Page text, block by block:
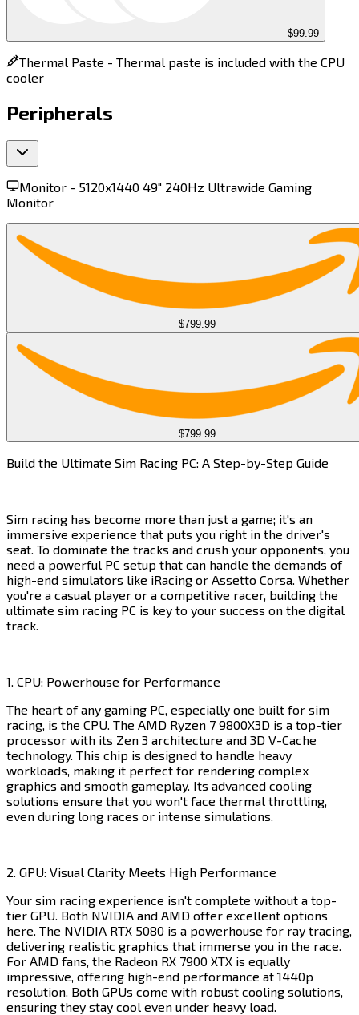
$99.99
Thermal Paste - Thermal paste is included with the CPU
cooler
Peripherals
Monitor - 5120x1440 49" 240Hz Ultrawide Gaming
Monitor​​​​‌ ‍ ​‍​‍‌‍ ‌ ​‍‌‍‍‌‌‍‌ ‌‍‍‌‌‍ ‍​‍​‍​ ‍‍​‍​‍‌ ​ ‌‍​‌‌‍ ‍‌‍‍‌‌ ‌​‌ ‍‌​‍ ‍‌‍‍‌‌‍ ​‍​‍​‍ ​​‍​‍‌‍‍​‌ ​‍‌‍‌‌‌‍‌‍​‍​‍​ ‍‍​‍​‍​‍ ‌‍​‌‌‍‌​‌‍ ‌‌‍‍‌‌‍ ‍​‍ ‌‍‍‌‌‍ ‍‌ ‌​‌‍‌‌‌‍ ‍‌ ‌​​‍ ‌‍‌‌‌‍‌​‌‍‍‌‌ ‌​​‍ ‌‍ ‌‌‍ ‌‍‌​‌‍‌‌​ ‌‌ ​​‌ ​‍‌‍‌‌‌ ​ ‌‍‌‌‌‍ ‍‌ ‌​‌‍​‌‌ ‌​‌‍‍‌‌‍ ‌‍ ‍​ ‍ ‌‍‍‌‌‍‌​​ ‌​ ‌ ‌‍​ ​ ‌​​ ‍‌​ ​‍​ ‌​‌‍‌​​ ‍​​‍ ‌‌‍‌‌​ ​‌‌‍​‌‌‍‌‌​‍ ‌​ ‌​‌‍‌‌‌‍‌‍​ ​‍​‍ ‌‌‍​‍​ ​ ‌‍​‍‌‍​‍​‍ ‌‌‍​‌​ ​‌​ ‌‍‌‍‌‍‌‍‌‌​ ‌​​ ‌​‌‍‌‍​ ‌​‌‍‌‍​ ‌‍‌‍‌‌​ ‍ ‌ ‌​‌ ‍‌‌ ​​‌‍‌‌​ ‌‌‍ ‌‌‍ ‌‍ ‍‌‍‍‌‌ ‌​‌‍ ‌ ​‍​ ‍ ‌ ​​‌‍​‌‌ ‌​‌‍‍​​ ‌‌‍ ‍‌‍​‌‌‍ ‌‌‍‌‌​ ‌‍​‍‌‍​‌‌ ​ ‌‍‌‌‌‌‌‌‌ ​‍‌‍ ​​ ‌​‍‌‌​ ​‍‌​‌‍‌‍​‌‌‍‌​‌‍ ‌‌‍‍‌‌‍ ‍​‍‌‍‌‍‍‌‌‍‌​​ ‌​ ‌ ‌‍​ ​ ‌​​ ‍‌​ ​‍​ ‌​‌‍‌​​ ‍​​‍ ‌‌‍‌‌​ ​‌‌‍​‌‌‍‌‌​‍ ‌​ ‌​‌‍‌‌‌‍‌‍​ ​‍​‍ ‌‌‍​‍​ ​ ‌‍​‍‌‍​‍​‍ ‌‌‍​‌​ ​‌​ ‌‍‌‍‌‍‌‍‌‌​ ‌​​ ‌​‌‍‌‍​ ‌​‌‍‌‍​ ‌‍‌‍‌‌​‍‌‍‌ ‌​‌ ‍‌‌ ​​‌‍‌‌​ ‌‌‍ ‌‌‍ ‌‍ ‍‌‍‍‌‌ ‌​‌‍ ‌ ​‍​‍‌‍‌ ​​‌‍​‌‌ ‌​‌‍‍​​ ‌‌‍ ‍‌‍​‌‌‍ ‌‌‍‌‌​‍‌‍‌ ​​‌‍‌‌‌ ​‍‌ ​ ‌ ​​‌‍‌‌‌‍​ ‌ ‌​‌‍‍‌‌ ‌‍‌‍‌‌​ ‌‌ ​​‌ ‌‌‌‍​‍‌‍ ​‌‍‍‌‌ ​ ‌‍‍​‌‍‌‌‌‍‌​​‍​‍‌ ‌
$799.99
$799.99
Build the Ultimate Sim Racing PC: A Step-by-Step Guide​​​​‌ ‍ ​‍​‍‌‍ ‌ ​‍‌‍‍‌‌‍‌ ‌‍‍‌‌‍ ‍​‍​‍​ ‍‍​‍​‍‌ ​ ‌‍​‌‌‍ ‍‌‍‍‌‌ ‌​‌ ‍‌​‍ ‍‌‍‍‌‌‍ ​‍​‍​‍ ​​‍​‍‌‍‍​‌ ​‍‌‍‌‌‌‍‌‍​‍​‍​ ‍‍​‍​‍​‍ ‌‍​‌‌‍‌​‌‍ ‌‌‍‍‌‌‍ ‍​‍ ‌‍‍‌‌‍ ‍‌ ‌​‌‍‌‌‌‍ ‍‌ ‌​​‍ ‌‍‌‌‌‍‌​‌‍‍‌‌ ‌​​‍ ‌‍ ‌‌‍ ‌‍‌​‌‍‌‌​ ‌‌ ​​‌ ​‍‌‍‌‌‌ ​ ‌‍‌‌‌‍ ‍‌ ‌​‌‍​‌‌ ‌​‌‍‍‌‌‍ ‌‍ ‍​ ‍ ‌‍‍‌‌‍‌​​ ‌​ ‌​​ ​​​ ​‍​ ‍​‌‍​ ​ ‌‍​ ‌‍‌‍​‍​‍ ‌‌‍​‌​ ‌‌​ ‌ ‌‍‌‌​‍ ‌​ ‌​​ ‌‍​ ‌‍​ ​‌​‍ ‌​ ‍​‌‍​‍​ ‍‌​ ‍​​‍ ‌‌‍​‍​ ‍​​ ‍​‌‍‌‍​ ​ ​ ​​​ ​​​ ‍​​ ‌​​ ​​‌‍​ ​ ‍​​ ‍ ‌ ‌​‌ ‍‌‌ ​​‌‍‌‌​ ‌‌‍​‍‌ ‌‌‌‍‍‌‌‍ ​‌‍‌​​ ‍ ‌ ​​‌‍​‌‌ ‌​‌‍‍​​ ‌‌‍‍‌​ ​‌​ ‍​‌‍ ‍‌‌ ‌‍ ​‌‍ ‌‍ ‍‌‍‌ ‌‌ ‌‍‌​‌‍‌‌‌ ​ ‌‍​ ​‍‌‌​ ‌‌‌​​‍‌‌ ‌‍‍ ‌‍‌‌‌ ‍‌​‍‌‌​ ​ ‌​‌​​‍‌‌​ ​ ‌​‌​​‍‌‌​ ​‍​ ​‍‌‍‌‌‌‍ ‍​‍‌‌​ ​‍​ ​‍​‍‌‌​ ‌‌‌​‌​​‍ ‍‌ ‌‍‌‍​‌‌‍ ​‌ ‌‌‌‍‌‌​‍‌‌​ ‌‌‌​​‍‌‌ ‌‍‍ ‌‍‌‌‌ ‍‌​‍‌‌​ ​ ‌​‌​​‍‌‌​ ​ ‌​‌​​‍‌‌​ ​‍​ ​‍​ ‌‌​ ‌​‌‍‌​​ ‌‍​ ‌‍‌‍‌​‌‍​ ​ ‌‍‌‍‌‌​ ‍​​ ​​​ ​‍​‍‌‌​ ​‍​ ​‍​‍‌‌​ ‌‌‌​‌​​‍ ‍‌‍​ ‌‍‍​‌‍‍‌‌‍ ​‌‍‌​‌ ​‍‌‍‌‌‌‍ ‍​‍‌‌​ ‌‌‌​​‍‌‌ ‌‍‍ ‌‍‌‌‌ ‍‌​‍‌‌​ ​ ‌​‌​​‍‌‌​ ​ ‌​‌​​‍‌‌​ ​‍​ ​‍‌‍‌‌‌‍​ ​ ​​​ ‌​​ ‌​‌‍​‌​ ​ ​ ​​‌‍​‍​ ​‌‌‍​‍​ ‌‌​‍‌‌​ ​‍​ ​‍​‍‌‌​ ‌‌‌​‌​​‍ ‍‌ ‌​‌‍‌‌‌ ‍​‌ ‌​​ ‌‍​‍‌‍​‌‌ ​ ‌‍‌‌‌‌‌‌‌ ​‍‌‍ ​​ ‌​‍‌‌​ ​‍‌​‌‍‌‍​‌‌‍‌​‌‍ ‌‌‍‍‌‌‍ ‍​‍‌‍‌‍‍‌‌‍‌​​ ‌​ ‌​​ ​​​ ​‍​ ‍​‌‍​ ​ ‌‍​ ‌‍‌‍​‍​‍ ‌‌‍​‌​ ‌‌​ ‌ ‌‍‌‌​‍ ‌​ ‌​​ ‌‍​ ‌‍​ ​‌​‍ ‌​ ‍​‌‍​‍​ ‍‌​ ‍​​‍ ‌‌‍​‍​ ‍​​ ‍​‌‍‌‍​ ​ ​ ​​​ ​​​ ‍​​ ‌​​ ​​‌‍​ ​ ‍​​‍‌‍‌ ‌​‌ ‍‌‌ ​​‌‍‌‌​ ‌‌‍​‍‌ ‌‌‌‍‍‌‌‍ ​‌‍‌​​‍‌‍‌ ​​‌‍​‌‌ ‌​‌‍‍​​ ‌‌‍‍‌​ ​‌​ ‍​‌‍ ‍‌‌ ‌‍ ​‌‍ ‌‍ ‍‌‍‌ ‌‌ ‌‍‌​‌‍‌‌‌ ​ ‌‍​ ​‍‌‌​ ‌‌‌​​‍‌‌ ‌‍‍ ‌‍‌‌‌ ‍‌​‍‌‌​ ​ ‌​‌​​‍‌‌​ ​ ‌​‌​​‍‌‌​ ​‍​ ​‍‌‍‌‌‌‍ ‍​‍‌‌​ ​‍​ ​‍​‍‌‌​ ‌‌‌​‌​​‍ ‍‌ ‌‍‌‍​‌‌‍ ​‌ ‌‌‌‍‌‌​‍‌‌​ ‌‌‌​​‍‌‌ ‌‍‍ ‌‍‌‌‌ ‍‌​‍‌‌​ ​ ‌​‌​​‍‌‌​ ​ ‌​‌​​‍‌‌​ ​‍​ ​‍​ ‌‌​ ‌​‌‍‌​​ ‌‍​ ‌‍‌‍‌​‌‍​ ​ ‌‍‌‍‌‌​ ‍​​ ​​​ ​‍​‍‌‌​ ​‍​ ​‍​‍‌‌​ ‌‌‌​‌​​‍ ‍‌‍​ ‌‍‍​‌‍‍‌‌‍ ​‌‍‌​‌ ​‍‌‍‌‌‌‍ ‍​‍‌‌​ ‌‌‌​​‍‌‌ ‌‍‍ ‌‍‌‌‌ ‍‌​‍‌‌​ ​ ‌​‌​​‍‌‌​ ​ ‌​‌​​‍‌‌​ ​‍​ ​‍‌‍‌‌‌‍​ ​ ​​​ ‌​​ ‌​‌‍​‌​ ​ ​ ​​‌‍​‍​ ​‌‌‍​‍​ ‌‌​‍‌‌​ ​‍​ ​‍​‍‌‌​ ‌‌‌​‌​​‍ ‍‌ ‌​‌‍‌‌‌ ‍​‌ ‌​​‍‌‍‌ ​​‌‍‌‌‌ ​‍‌ ​ ‌ ​​‌‍‌‌‌‍​ ‌ ‌​‌‍‍‌‌ ‌‍‌‍‌‌​ ‌‌ ​​‌ ‌‌‌‍​‍‌‍ ​‌‍‍‌‌ ​ ‌‍‍​‌‍‌‌‌‍‌​​‍​‍‌ ‌
Sim racing has become more than just a game; it's an
immersive experience that puts you right in the driver's
seat. To dominate the tracks and crush your opponents, you
need a powerful PC setup that can handle the demands of
high-end simulators like iRacing or Assetto Corsa. Whether
you're a casual player or a competitive racer, building the
ultimate sim racing PC is key to your success on the digital
track.​​​​‌ ‍ ​‍​‍‌‍ ‌ ​‍‌‍‍‌‌‍‌ ‌‍‍‌‌‍ ‍​‍​‍​ ‍‍​‍​‍‌ ​ ‌‍​‌‌‍ ‍‌‍‍‌‌ ‌​‌ ‍‌​‍ ‍‌‍‍‌‌‍ ​‍​‍​‍ ​​‍​‍‌‍‍​‌ ​‍‌‍‌‌‌‍‌‍​‍​‍​ ‍‍​‍​‍​‍ ‌‍​‌‌‍‌​‌‍ ‌‌‍‍‌‌‍ ‍​‍ ‌‍‍‌‌‍ ‍‌ ‌​‌‍‌‌‌‍ ‍‌ ‌​​‍ ‌‍‌‌‌‍‌​‌‍‍‌‌ ‌​​‍ ‌‍ ‌‌‍ ‌‍‌​‌‍‌‌​ ‌‌ ​​‌ ​‍‌‍‌‌‌ ​ ‌‍‌‌‌‍ ‍‌ ‌​‌‍​‌‌ ‌​‌‍‍‌‌‍ ‌‍ ‍​ ‍ ‌‍‍‌‌‍‌​​ ‌​ ‌​​ ​​​ ​‍​ ‍​‌‍​ ​ ‌‍​ ‌‍‌‍​‍​‍ ‌‌‍​‌​ ‌‌​ ‌ ‌‍‌‌​‍ ‌​ ‌​​ ‌‍​ ‌‍​ ​‌​‍ ‌​ ‍​‌‍​‍​ ‍‌​ ‍​​‍ ‌‌‍​‍​ ‍​​ ‍​‌‍‌‍​ ​ ​ ​​​ ​​​ ‍​​ ‌​​ ​​‌‍​ ​ ‍​​ ‍ ‌ ‌​‌ ‍‌‌ ​​‌‍‌‌​ ‌‌‍​‍‌ ‌‌‌‍‍‌‌‍ ​‌‍‌​​ ‍ ‌ ​​‌‍​‌‌ ‌​‌‍‍​​ ‌‌‍‍‌​ ​‌​ ‍​‌‍ ‍‌‌ ‌‍ ​‌‍ ‌‍ ‍‌‍‌ ‌‌ ‌‍‌​‌‍‌‌‌ ​ ‌‍​ ​‍‌‌​ ‌‌‌​​‍‌‌ ‌‍‍ ‌‍‌‌‌ ‍‌​‍‌‌​ ​ ‌​‌​​‍‌‌​ ​ ‌​‌​​‍‌‌​ ​‍​ ​‍‌‍‌‌‌‍ ‍​‍‌‌​ ​‍​ ​‍​‍‌‌​ ‌‌‌​‌​​‍ ‍‌ ‌‍‌‍​‌‌‍ ​‌ ‌‌‌‍‌‌​‍‌‌​ ‌‌‌​​‍‌‌ ‌‍‍ ‌‍‌‌‌ ‍‌​‍‌‌​ ​ ‌​‌​​‍‌‌​ ​ ‌​‌​​‍‌‌​ ​‍​ ​‍‌‍‌‍‌‍​ ​ ‍‌‌‍‌​​ ​​​ ​‌​ ‌‌​ ‍‌​ ‍​‌‍‌​‌‍‌‍​ ‌‌​‍‌‌​ ​‍​ ​‍​‍‌‌​ ‌‌‌​‌​​‍ ‍‌‍​ ‌‍‍​‌‍‍‌‌‍ ​‌‍‌​‌ ​‍‌‍‌‌‌‍ ‍​‍‌‌​ ‌‌‌​​‍‌‌ ‌‍‍ ‌‍‌‌‌ ‍‌​‍‌‌​ ​ ‌​‌​​‍‌‌​ ​ ‌​‌​​‍‌‌​ ​‍​ ​‍‌‍‌‌​ ‌‌​ ‌‍​ ‌​​ ‌ ​ ‌‌‌‍‌‌‌‍​‍‌‍‌​‌‍‌‌‌‍‌‍‌‍​‍​‍‌‌​ ​‍​ ​‍​‍‌‌​ ‌‌‌​‌​​‍ ‍‌ ‌​‌‍‌‌‌ ‍​‌ ‌​​ ‌‍​‍‌‍​‌‌ ​ ‌‍‌‌‌‌‌‌‌ ​‍‌‍ ​​ ‌​‍‌‌​ ​‍‌​‌‍‌‍​‌‌‍‌​‌‍ ‌‌‍‍‌‌‍ ‍​‍‌‍‌‍‍‌‌‍‌​​ ‌​ ‌​​ ​​​ ​‍​ ‍​‌‍​ ​ ‌‍​ ‌‍‌‍​‍​‍ ‌‌‍​‌​ ‌‌​ ‌ ‌‍‌‌​‍ ‌​ ‌​​ ‌‍​ ‌‍​ ​‌​‍ ‌​ ‍​‌‍​‍​ ‍‌​ ‍​​‍ ‌‌‍​‍​ ‍​​ ‍​‌‍‌‍​ ​ ​ ​​​ ​​​ ‍​​ ‌​​ ​​‌‍​ ​ ‍​​‍‌‍‌ ‌​‌ ‍‌‌ ​​‌‍‌‌​ ‌‌‍​‍‌ ‌‌‌‍‍‌‌‍ ​‌‍‌​​‍‌‍‌ ​​‌‍​‌‌ ‌​‌‍‍​​ ‌‌‍‍‌​ ​‌​ ‍​‌‍ ‍‌‌ ‌‍ ​‌‍ ‌‍ ‍‌‍‌ ‌‌ ‌‍‌​‌‍‌‌‌ ​ ‌‍​ ​‍‌‌​ ‌‌‌​​‍‌‌ ‌‍‍ ‌‍‌‌‌ ‍‌​‍‌‌​ ​ ‌​‌​​‍‌‌​ ​ ‌​‌​​‍‌‌​ ​‍​ ​‍‌‍‌‌‌‍ ‍​‍‌‌​ ​‍​ ​‍​‍‌‌​ ‌‌‌​‌​​‍ ‍‌ ‌‍‌‍​‌‌‍ ​‌ ‌‌‌‍‌‌​‍‌‌​ ‌‌‌​​‍‌‌ ‌‍‍ ‌‍‌‌‌ ‍‌​‍‌‌​ ​ ‌​‌​​‍‌‌​ ​ ‌​‌​​‍‌‌​ ​‍​ ​‍‌‍‌‍‌‍​ ​ ‍‌‌‍‌​​ ​​​ ​‌​ ‌‌​ ‍‌​ ‍​‌‍‌​‌‍‌‍​ ‌‌​‍‌‌​ ​‍​ ​‍​‍‌‌​ ‌‌‌​‌​​‍ ‍‌‍​ ‌‍‍​‌‍‍‌‌‍ ​‌‍‌​‌ ​‍‌‍‌‌‌‍ ‍​‍‌‌​ ‌‌‌​​‍‌‌ ‌‍‍ ‌‍‌‌‌ ‍‌​‍‌‌​ ​ ‌​‌​​‍‌‌​ ​ ‌​‌​​‍‌‌​ ​‍​ ​‍‌‍‌‌​ ‌‌​ ‌‍​ ‌​​ ‌ ​ ‌‌‌‍‌‌‌‍​‍‌‍‌​‌‍‌‌‌‍‌‍‌‍​‍​‍‌‌​ ​‍​ ​‍​‍‌‌​ ‌‌‌​‌​​‍ ‍‌ ‌​‌‍‌‌‌ ‍​‌ ‌​​‍‌‍‌ ​​‌‍‌‌‌ ​‍‌ ​ ‌ ​​‌‍‌‌‌‍​ ‌ ‌​‌‍‍‌‌ ‌‍‌‍‌‌​ ‌‌ ​​‌ ‌‌‌‍​‍‌‍ ​‌‍‍‌‌ ​ ‌‍‍​‌‍‌‌‌‍‌​​‍​‍‌ ‌
1. CPU: Powerhouse for Performance​​​​‌ ‍ ​‍​‍‌‍ ‌ ​‍‌‍‍‌‌‍‌ ‌‍‍‌‌‍ ‍​‍​‍​ ‍‍​‍​‍‌ ​ ‌‍​‌‌‍ ‍‌‍‍‌‌ ‌​‌ ‍‌​‍ ‍‌‍‍‌‌‍ ​‍​‍​‍ ​​‍​‍‌‍‍​‌ ​‍‌‍‌‌‌‍‌‍​‍​‍​ ‍‍​‍​‍​‍ ‌‍​‌‌‍‌​‌‍ ‌‌‍‍‌‌‍ ‍​‍ ‌‍‍‌‌‍ ‍‌ ‌​‌‍‌‌‌‍ ‍‌ ‌​​‍ ‌‍‌‌‌‍‌​‌‍‍‌‌ ‌​​‍ ‌‍ ‌‌‍ ‌‍‌​‌‍‌‌​ ‌‌ ​​‌ ​‍‌‍‌‌‌ ​ ‌‍‌‌‌‍ ‍‌ ‌​‌‍​‌‌ ‌​‌‍‍‌‌‍ ‌‍ ‍​ ‍ ‌‍‍‌‌‍‌​​ ‌​ ‌​​ ​​​ ​‍​ ‍​‌‍​ ​ ‌‍​ ‌‍‌‍​‍​‍ ‌‌‍​‌​ ‌‌​ ‌ ‌‍‌‌​‍ ‌​ ‌​​ ‌‍​ ‌‍​ ​‌​‍ ‌​ ‍​‌‍​‍​ ‍‌​ ‍​​‍ ‌‌‍​‍​ ‍​​ ‍​‌‍‌‍​ ​ ​ ​​​ ​​​ ‍​​ ‌​​ ​​‌‍​ ​ ‍​​ ‍ ‌ ‌​‌ ‍‌‌ ​​‌‍‌‌​ ‌‌‍​‍‌ ‌‌‌‍‍‌‌‍ ​‌‍‌​​ ‍ ‌ ​​‌‍​‌‌ ‌​‌‍‍​​ ‌‌‍‍‌​ ​‌​ ‍​‌‍ ‍‌‌ ‌‍ ​‌‍ ‌‍ ‍‌‍‌ ‌‌ ‌‍‌​‌‍‌‌‌ ​ ‌‍​ ​‍‌‌​ ‌‌‌​​‍‌‌ ‌‍‍ ‌‍‌‌‌ ‍‌​‍‌‌​ ​ ‌​‌​​‍‌‌​ ​ ‌​‌​​‍‌‌​ ​‍​ ​‍‌‍‌‌‌‍ ‍​‍‌‌​ ​‍​ ​‍​‍‌‌​ ‌‌‌​‌​​‍ ‍‌ ‌‍‌‍​‌‌‍ ​‌ ‌‌‌‍‌‌​‍‌‌​ ‌‌‌​​‍‌‌ ‌‍‍ ‌‍‌‌‌ ‍‌​‍‌‌​ ​ ‌​‌​​‍‌‌​ ​ ‌​‌​​‍‌‌​ ​‍​ ​‍​ ‍​‌‍​‍​ ‌​​ ‌‌​ ‍​​ ‍‌‌‍‌​​ ‍​​ ​​‌‍‌‌​ ​ ​ ‌​​‍‌‌​ ​‍​ ​‍​‍‌‌​ ‌‌‌​‌​​‍ ‍‌‍​ ‌‍‍​‌‍‍‌‌‍ ​‌‍‌​‌ ​‍‌‍‌‌‌‍ ‍​‍‌‌​ ‌‌‌​​‍‌‌ ‌‍‍ ‌‍‌‌‌ ‍‌​‍‌‌​ ​ ‌​‌​​‍‌‌​ ​ ‌​‌​​‍‌‌​ ​‍​ ​‍‌‍​‌​ ‍​‌‍‌​​ ‌​​ ‌​‌‍‌‌‌‍​‌‌‍​‍​ ​​​ ​‍‌‍‌‍‌‍‌‍​‍‌‌​ ​‍​ ​‍​‍‌‌​ ‌‌‌​‌​​‍ ‍‌ ‌​‌‍‌‌‌ ‍​‌ ‌​​ ‌‍​‍‌‍​‌‌ ​ ‌‍‌‌‌‌‌‌‌ ​‍‌‍ ​​ ‌​‍‌‌​ ​‍‌​‌‍‌‍​‌‌‍‌​‌‍ ‌‌‍‍‌‌‍ ‍​‍‌‍‌‍‍‌‌‍‌​​ ‌​ ‌​​ ​​​ ​‍​ ‍​‌‍​ ​ ‌‍​ ‌‍‌‍​‍​‍ ‌‌‍​‌​ ‌‌​ ‌ ‌‍‌‌​‍ ‌​ ‌​​ ‌‍​ ‌‍​ ​‌​‍ ‌​ ‍​‌‍​‍​ ‍‌​ ‍​​‍ ‌‌‍​‍​ ‍​​ ‍​‌‍‌‍​ ​ ​ ​​​ ​​​ ‍​​ ‌​​ ​​‌‍​ ​ ‍​​‍‌‍‌ ‌​‌ ‍‌‌ ​​‌‍‌‌​ ‌‌‍​‍‌ ‌‌‌‍‍‌‌‍ ​‌‍‌​​‍‌‍‌ ​​‌‍​‌‌ ‌​‌‍‍​​ ‌‌‍‍‌​ ​‌​ ‍​‌‍ ‍‌‌ ‌‍ ​‌‍ ‌‍ ‍‌‍‌ ‌‌ ‌‍‌​‌‍‌‌‌ ​ ‌‍​ ​‍‌‌​ ‌‌‌​​‍‌‌ ‌‍‍ ‌‍‌‌‌ ‍‌​‍‌‌​ ​ ‌​‌​​‍‌‌​ ​ ‌​‌​​‍‌‌​ ​‍​ ​‍‌‍‌‌‌‍ ‍​‍‌‌​ ​‍​ ​‍​‍‌‌​ ‌‌‌​‌​​‍ ‍‌ ‌‍‌‍​‌‌‍ ​‌ ‌‌‌‍‌‌​‍‌‌​ ‌‌‌​​‍‌‌ ‌‍‍ ‌‍‌‌‌ ‍‌​‍‌‌​ ​ ‌​‌​​‍‌‌​ ​ ‌​‌​​‍‌‌​ ​‍​ ​‍​ ‍​‌‍​‍​ ‌​​ ‌‌​ ‍​​ ‍‌‌‍‌​​ ‍​​ ​​‌‍‌‌​ ​ ​ ‌​​‍‌‌​ ​‍​ ​‍​‍‌‌​ ‌‌‌​‌​​‍ ‍‌‍​ ‌‍‍​‌‍‍‌‌‍ ​‌‍‌​‌ ​‍‌‍‌‌‌‍ ‍​‍‌‌​ ‌‌‌​​‍‌‌ ‌‍‍ ‌‍‌‌‌ ‍‌​‍‌‌​ ​ ‌​‌​​‍‌‌​ ​ ‌​‌​​‍‌‌​ ​‍​ ​‍‌‍​‌​ ‍​‌‍‌​​ ‌​​ ‌​‌‍‌‌‌‍​‌‌‍​‍​ ​​​ ​‍‌‍‌‍‌‍‌‍​‍‌‌​ ​‍​ ​‍​‍‌‌​ ‌‌‌​‌​​‍ ‍‌ ‌​‌‍‌‌‌ ‍​‌ ‌​​‍‌‍‌ ​​‌‍‌‌‌ ​‍‌ ​ ‌ ​​‌‍‌‌‌‍​ ‌ ‌​‌‍‍‌‌ ‌‍‌‍‌‌​ ‌‌ ​​‌ ‌‌‌‍​‍‌‍ ​‌‍‍‌‌ ​ ‌‍‍​‌‍‌‌‌‍‌​​‍​‍‌ ‌
The heart of any gaming PC, especially one built for sim
racing, is the CPU. The AMD Ryzen 7 9800X3D is a top-tier
processor with its Zen 3 architecture and 3D V-Cache
technology. This chip is designed to handle heavy
workloads, making it perfect for rendering complex
graphics and smooth gameplay. Its advanced cooling
solutions ensure that you won't face thermal throttling,
even during long races or intense simulations.​​​​‌ ‍ ​‍​‍‌‍ ‌ ​‍‌‍‍‌‌‍‌ ‌‍‍‌‌‍ ‍​‍​‍​ ‍‍​‍​‍‌ ​ ‌‍​‌‌‍ ‍‌‍‍‌‌ ‌​‌ ‍‌​‍ ‍‌‍‍‌‌‍ ​‍​‍​‍ ​​‍​‍‌‍‍​‌ ​‍‌‍‌‌‌‍‌‍​‍​‍​ ‍‍​‍​‍​‍ ‌‍​‌‌‍‌​‌‍ ‌‌‍‍‌‌‍ ‍​‍ ‌‍‍‌‌‍ ‍‌ ‌​‌‍‌‌‌‍ ‍‌ ‌​​‍ ‌‍‌‌‌‍‌​‌‍‍‌‌ ‌​​‍ ‌‍ ‌‌‍ ‌‍‌​‌‍‌‌​ ‌‌ ​​‌ ​‍‌‍‌‌‌ ​ ‌‍‌‌‌‍ ‍‌ ‌​‌‍​‌‌ ‌​‌‍‍‌‌‍ ‌‍ ‍​ ‍ ‌‍‍‌‌‍‌​​ ‌​ ‌​​ ​​​ ​‍​ ‍​‌‍​ ​ ‌‍​ ‌‍‌‍​‍​‍ ‌‌‍​‌​ ‌‌​ ‌ ‌‍‌‌​‍ ‌​ ‌​​ ‌‍​ ‌‍​ ​‌​‍ ‌​ ‍​‌‍​‍​ ‍‌​ ‍​​‍ ‌‌‍​‍​ ‍​​ ‍​‌‍‌‍​ ​ ​ ​​​ ​​​ ‍​​ ‌​​ ​​‌‍​ ​ ‍​​ ‍ ‌ ‌​‌ ‍‌‌ ​​‌‍‌‌​ ‌‌‍​‍‌ ‌‌‌‍‍‌‌‍ ​‌‍‌​​ ‍ ‌ ​​‌‍​‌‌ ‌​‌‍‍​​ ‌‌‍‍‌​ ​‌​ ‍​‌‍ ‍‌‌ ‌‍ ​‌‍ ‌‍ ‍‌‍‌ ‌‌ ‌‍‌​‌‍‌‌‌ ​ ‌‍​ ​‍‌‌​ ‌‌‌​​‍‌‌ ‌‍‍ ‌‍‌‌‌ ‍‌​‍‌‌​ ​ ‌​‌​​‍‌‌​ ​ ‌​‌​​‍‌‌​ ​‍​ ​‍‌‍‌‌‌‍ ‍​‍‌‌​ ​‍​ ​‍​‍‌‌​ ‌‌‌​‌​​‍ ‍‌ ‌‍‌‍​‌‌‍ ​‌ ‌‌‌‍‌‌​‍‌‌​ ‌‌‌​​‍‌‌ ‌‍‍ ‌‍‌‌‌ ‍‌​‍‌‌​ ​ ‌​‌​​‍‌‌​ ​ ‌​‌​​‍‌‌​ ​‍​ ​‍‌‍‌‍‌‍​ ​ ‍‌‌‍‌​‌‍​ ​ ‌​‌‍​‌‌‍​ ‌‍​‌​ ​ ​ ‌​​ ‍‌​‍‌‌​ ​‍​ ​‍​‍‌‌​ ‌‌‌​‌​​‍ ‍‌‍​ ‌‍‍​‌‍‍‌‌‍ ​‌‍‌​‌ ​‍‌‍‌‌‌‍ ‍​‍‌‌​ ‌‌‌​​‍‌‌ ‌‍‍ ‌‍‌‌‌ ‍‌​‍‌‌​ ​ ‌​‌​​‍‌‌​ ​ ‌​‌​​‍‌‌​ ​‍​ ​‍​ ​‍​ ‌‌‌‍‌‌​ ​​​ ‌​‌‍‌​​ ​‍‌‍‌‌​ ‌‍‌‍​‍​ ​‌‌‍‌‍​‍‌‌​ ​‍​ ​‍​‍‌‌​ ‌‌‌​‌​​‍ ‍‌ ‌​‌‍‌‌‌ ‍​‌ ‌​​ ‌‍​‍‌‍​‌‌ ​ ‌‍‌‌‌‌‌‌‌ ​‍‌‍ ​​ ‌​‍‌‌​ ​‍‌​‌‍‌‍​‌‌‍‌​‌‍ ‌‌‍‍‌‌‍ ‍​‍‌‍‌‍‍‌‌‍‌​​ ‌​ ‌​​ ​​​ ​‍​ ‍​‌‍​ ​ ‌‍​ ‌‍‌‍​‍​‍ ‌‌‍​‌​ ‌‌​ ‌ ‌‍‌‌​‍ ‌​ ‌​​ ‌‍​ ‌‍​ ​‌​‍ ‌​ ‍​‌‍​‍​ ‍‌​ ‍​​‍ ‌‌‍​‍​ ‍​​ ‍​‌‍‌‍​ ​ ​ ​​​ ​​​ ‍​​ ‌​​ ​​‌‍​ ​ ‍​​‍‌‍‌ ‌​‌ ‍‌‌ ​​‌‍‌‌​ ‌‌‍​‍‌ ‌‌‌‍‍‌‌‍ ​‌‍‌​​‍‌‍‌ ​​‌‍​‌‌ ‌​‌‍‍​​ ‌‌‍‍‌​ ​‌​ ‍​‌‍ ‍‌‌ ‌‍ ​‌‍ ‌‍ ‍‌‍‌ ‌‌ ‌‍‌​‌‍‌‌‌ ​ ‌‍​ ​‍‌‌​ ‌‌‌​​‍‌‌ ‌‍‍ ‌‍‌‌‌ ‍‌​‍‌‌​ ​ ‌​‌​​‍‌‌​ ​ ‌​‌​​‍‌‌​ ​‍​ ​‍‌‍‌‌‌‍ ‍​‍‌‌​ ​‍​ ​‍​‍‌‌​ ‌‌‌​‌​​‍ ‍‌ ‌‍‌‍​‌‌‍ ​‌ ‌‌‌‍‌‌​‍‌‌​ ‌‌‌​​‍‌‌ ‌‍‍ ‌‍‌‌‌ ‍‌​‍‌‌​ ​ ‌​‌​​‍‌‌​ ​ ‌​‌​​‍‌‌​ ​‍​ ​‍‌‍‌‍‌‍​ ​ ‍‌‌‍‌​‌‍​ ​ ‌​‌‍​‌‌‍​ ‌‍​‌​ ​ ​ ‌​​ ‍‌​‍‌‌​ ​‍​ ​‍​‍‌‌​ ‌‌‌​‌​​‍ ‍‌‍​ ‌‍‍​‌‍‍‌‌‍ ​‌‍‌​‌ ​‍‌‍‌‌‌‍ ‍​‍‌‌​ ‌‌‌​​‍‌‌ ‌‍‍ ‌‍‌‌‌ ‍‌​‍‌‌​ ​ ‌​‌​​‍‌‌​ ​ ‌​‌​​‍‌‌​ ​‍​ ​‍​ ​‍​ ‌‌‌‍‌‌​ ​​​ ‌​‌‍‌​​ ​‍‌‍‌‌​ ‌‍‌‍​‍​ ​‌‌‍‌‍​‍‌‌​ ​‍​ ​‍​‍‌‌​ ‌‌‌​‌​​‍ ‍‌ ‌​‌‍‌‌‌ ‍​‌ ‌​​‍‌‍‌ ​​‌‍‌‌‌ ​‍‌ ​ ‌ ​​‌‍‌‌‌‍​ ‌ ‌​‌‍‍‌‌ ‌‍‌‍‌‌​ ‌‌ ​​‌ ‌‌‌‍​‍‌‍ ​‌‍‍‌‌ ​ ‌‍‍​‌‍‌‌‌‍‌​​‍​‍‌ ‌
2. GPU: Visual Clarity Meets High Performance​​​​‌ ‍ ​‍​‍‌‍ ‌ ​‍‌‍‍‌‌‍‌ ‌‍‍‌‌‍ ‍​‍​‍​ ‍‍​‍​‍‌ ​ ‌‍​‌‌‍ ‍‌‍‍‌‌ ‌​‌ ‍‌​‍ ‍‌‍‍‌‌‍ ​‍​‍​‍ ​​‍​‍‌‍‍​‌ ​‍‌‍‌‌‌‍‌‍​‍​‍​ ‍‍​‍​‍​‍ ‌‍​‌‌‍‌​‌‍ ‌‌‍‍‌‌‍ ‍​‍ ‌‍‍‌‌‍ ‍‌ ‌​‌‍‌‌‌‍ ‍‌ ‌​​‍ ‌‍‌‌‌‍‌​‌‍‍‌‌ ‌​​‍ ‌‍ ‌‌‍ ‌‍‌​‌‍‌‌​ ‌‌ ​​‌ ​‍‌‍‌‌‌ ​ ‌‍‌‌‌‍ ‍‌ ‌​‌‍​‌‌ ‌​‌‍‍‌‌‍ ‌‍ ‍​ ‍ ‌‍‍‌‌‍‌​​ ‌​ ‌​​ ​​​ ​‍​ ‍​‌‍​ ​ ‌‍​ ‌‍‌‍​‍​‍ ‌‌‍​‌​ ‌‌​ ‌ ‌‍‌‌​‍ ‌​ ‌​​ ‌‍​ ‌‍​ ​‌​‍ ‌​ ‍​‌‍​‍​ ‍‌​ ‍​​‍ ‌‌‍​‍​ ‍​​ ‍​‌‍‌‍​ ​ ​ ​​​ ​​​ ‍​​ ‌​​ ​​‌‍​ ​ ‍​​ ‍ ‌ ‌​‌ ‍‌‌ ​​‌‍‌‌​ ‌‌‍​‍‌ ‌‌‌‍‍‌‌‍ ​‌‍‌​​ ‍ ‌ ​​‌‍​‌‌ ‌​‌‍‍​​ ‌‌‍‍‌​ ​‌​ ‍​‌‍ ‍‌‌ ‌‍ ​‌‍ ‌‍ ‍‌‍‌ ‌‌ ‌‍‌​‌‍‌‌‌ ​ ‌‍​ ​‍‌‌​ ‌‌‌​​‍‌‌ ‌‍‍ ‌‍‌‌‌ ‍‌​‍‌‌​ ​ ‌​‌​​‍‌‌​ ​ ‌​‌​​‍‌‌​ ​‍​ ​‍‌‍‌‌‌‍ ‍​‍‌‌​ ​‍​ ​‍​‍‌‌​ ‌‌‌​‌​​‍ ‍‌ ‌‍‌‍​‌‌‍ ​‌ ‌‌‌‍‌‌​‍‌‌​ ‌‌‌​​‍‌‌ ‌‍‍ ‌‍‌‌‌ ‍‌​‍‌‌​ ​ ‌​‌​​‍‌‌​ ​ ‌​‌​​‍‌‌​ ​‍​ ​‍​ ‍​​ ‌ ‌‍​ ​ ‌​​ ​ ​ ‍​‌‍‌​​ ‌ ​ ‍‌‌‍‌‌​ ‍​​ ​‌​‍‌‌​ ​‍​ ​‍​‍‌‌​ ‌‌‌​‌​​‍ ‍‌‍​ ‌‍‍​‌‍‍‌‌‍ ​‌‍‌​‌ ​‍‌‍‌‌‌‍ ‍​‍‌‌​ ‌‌‌​​‍‌‌ ‌‍‍ ‌‍‌‌‌ ‍‌​‍‌‌​ ​ ‌​‌​​‍‌‌​ ​ ‌​‌​​‍‌‌​ ​‍​ ​‍​ ‌‌​ ​‌​ ‍‌​ ‌‌​ ​​​ ​​​ ‍​‌‍‌‌​ ‌‍​ ​​​ ​ ​ ‌‌​‍‌‌​ ​‍​ ​‍​‍‌‌​ ‌‌‌​‌​​‍ ‍‌ ‌​‌‍‌‌‌ ‍​‌ ‌​​ ‌‍​‍‌‍​‌‌ ​ ‌‍‌‌‌‌‌‌‌ ​‍‌‍ ​​ ‌​‍‌‌​ ​‍‌​‌‍‌‍​‌‌‍‌​‌‍ ‌‌‍‍‌‌‍ ‍​‍‌‍‌‍‍‌‌‍‌​​ ‌​ ‌​​ ​​​ ​‍​ ‍​‌‍​ ​ ‌‍​ ‌‍‌‍​‍​‍ ‌‌‍​‌​ ‌‌​ ‌ ‌‍‌‌​‍ ‌​ ‌​​ ‌‍​ ‌‍​ ​‌​‍ ‌​ ‍​‌‍​‍​ ‍‌​ ‍​​‍ ‌‌‍​‍​ ‍​​ ‍​‌‍‌‍​ ​ ​ ​​​ ​​​ ‍​​ ‌​​ ​​‌‍​ ​ ‍​​‍‌‍‌ ‌​‌ ‍‌‌ ​​‌‍‌‌​ ‌‌‍​‍‌ ‌‌‌‍‍‌‌‍ ​‌‍‌​​‍‌‍‌ ​​‌‍​‌‌ ‌​‌‍‍​​ ‌‌‍‍‌​ ​‌​ ‍​‌‍ ‍‌‌ ‌‍ ​‌‍ ‌‍ ‍‌‍‌ ‌‌ ‌‍‌​‌‍‌‌‌ ​ ‌‍​ ​‍‌‌​ ‌‌‌​​‍‌‌ ‌‍‍ ‌‍‌‌‌ ‍‌​‍‌‌​ ​ ‌​‌​​‍‌‌​ ​ ‌​‌​​‍‌‌​ ​‍​ ​‍‌‍‌‌‌‍ ‍​‍‌‌​ ​‍​ ​‍​‍‌‌​ ‌‌‌​‌​​‍ ‍‌ ‌‍‌‍​‌‌‍ ​‌ ‌‌‌‍‌‌​‍‌‌​ ‌‌‌​​‍‌‌ ‌‍‍ ‌‍‌‌‌ ‍‌​‍‌‌​ ​ ‌​‌​​‍‌‌​ ​ ‌​‌​​‍‌‌​ ​‍​ ​‍​ ‍​​ ‌ ‌‍​ ​ ‌​​ ​ ​ ‍​‌‍‌​​ ‌ ​ ‍‌‌‍‌‌​ ‍​​ ​‌​‍‌‌​ ​‍​ ​‍​‍‌‌​ ‌‌‌​‌​​‍ ‍‌‍​ ‌‍‍​‌‍‍‌‌‍ ​‌‍‌​‌ ​‍‌‍‌‌‌‍ ‍​‍‌‌​ ‌‌‌​​‍‌‌ ‌‍‍ ‌‍‌‌‌ ‍‌​‍‌‌​ ​ ‌​‌​​‍‌‌​ ​ ‌​‌​​‍‌‌​ ​‍​ ​‍​ ‌‌​ ​‌​ ‍‌​ ‌‌​ ​​​ ​​​ ‍​‌‍‌‌​ ‌‍​ ​​​ ​ ​ ‌‌​‍‌‌​ ​‍​ ​‍​‍‌‌​ ‌‌‌​‌​​‍ ‍‌ ‌​‌‍‌‌‌ ‍​‌ ‌​​‍‌‍‌ ​​‌‍‌‌‌ ​‍‌ ​ ‌ ​​‌‍‌‌‌‍​ ‌ ‌​‌‍‍‌‌ ‌‍‌‍‌‌​ ‌‌ ​​‌ ‌‌‌‍​‍‌‍ ​‌‍‍‌‌ ​ ‌‍‍​‌‍‌‌‌‍‌​​‍​‍‌ ‌
Your sim racing experience isn't complete without a top-
tier GPU. Both NVIDIA and AMD offer excellent options
here. The NVIDIA RTX 5080 is a powerhouse for ray tracing,
delivering realistic graphics that immerse you in the race.
For AMD fans, the Radeon RX 7900 XTX is equally
impressive, offering high-end performance at 1440p
resolution. Both GPUs come with robust cooling solutions,
ensuring they stay cool even under heavy load.​​​​‌ ‍ ​‍​‍‌‍ ‌ ​‍‌‍‍‌‌‍‌ ‌‍‍‌‌‍ ‍​‍​‍​ ‍‍​‍​‍‌ ​ ‌‍​‌‌‍ ‍‌‍‍‌‌ ‌​‌ ‍‌​‍ ‍‌‍‍‌‌‍ ​‍​‍​‍ ​​‍​‍‌‍‍​‌ ​‍‌‍‌‌‌‍‌‍​‍​‍​ ‍‍​‍​‍​‍ ‌‍​‌‌‍‌​‌‍ ‌‌‍‍‌‌‍ ‍​‍ ‌‍‍‌‌‍ ‍‌ ‌​‌‍‌‌‌‍ ‍‌ ‌​​‍ ‌‍‌‌‌‍‌​‌‍‍‌‌ ‌​​‍ ‌‍ ‌‌‍ ‌‍‌​‌‍‌‌​ ‌‌ ​​‌ ​‍‌‍‌‌‌ ​ ‌‍‌‌‌‍ ‍‌ ‌​‌‍​‌‌ ‌​‌‍‍‌‌‍ ‌‍ ‍​ ‍ ‌‍‍‌‌‍‌​​ ‌​ ‌​​ ​​​ ​‍​ ‍​‌‍​ ​ ‌‍​ ‌‍‌‍​‍​‍ ‌‌‍​‌​ ‌‌​ ‌ ‌‍‌‌​‍ ‌​ ‌​​ ‌‍​ ‌‍​ ​‌​‍ ‌​ ‍​‌‍​‍​ ‍‌​ ‍​​‍ ‌‌‍​‍​ ‍​​ ‍​‌‍‌‍​ ​ ​ ​​​ ​​​ ‍​​ ‌​​ ​​‌‍​ ​ ‍​​ ‍ ‌ ‌​‌ ‍‌‌ ​​‌‍‌‌​ ‌‌‍​‍‌ ‌‌‌‍‍‌‌‍ ​‌‍‌​​ ‍ ‌ ​​‌‍​‌‌ ‌​‌‍‍​​ ‌‌‍‍‌​ ​‌​ ‍​‌‍ ‍‌‌ ‌‍ ​‌‍ ‌‍ ‍‌‍‌ ‌‌ ‌‍‌​‌‍‌‌‌ ​ ‌‍​ ​‍‌‌​ ‌‌‌​​‍‌‌ ‌‍‍ ‌‍‌‌‌ ‍‌​‍‌‌​ ​ ‌​‌​​‍‌‌​ ​ ‌​‌​​‍‌‌​ ​‍​ ​‍‌‍‌‌‌‍ ‍​‍‌‌​ ​‍​ ​‍​‍‌‌​ ‌‌‌​‌​​‍ ‍‌ ‌‍‌‍​‌‌‍ ​‌ ‌‌‌‍‌‌​‍‌‌​ ‌‌‌​​‍‌‌ ‌‍‍ ‌‍‌‌‌ ‍‌​‍‌‌​ ​ ‌​‌​​‍‌‌​ ​ ‌​‌​​‍‌‌​ ​‍​ ​‍‌‍​‌‌‍‌​‌‍​‍​ ​‌​ ‌ ​ ​‌‌‍‌‌‌‍​ ​ ‍‌​ ​ ​ ‍​‌‍​‌​‍‌‌​ ​‍​ ​‍​‍‌‌​ ‌‌‌​‌​​‍ ‍‌‍​ ‌‍‍​‌‍‍‌‌‍ ​‌‍‌​‌ ​‍‌‍‌‌‌‍ ‍​‍‌‌​ ‌‌‌​​‍‌‌ ‌‍‍ ‌‍‌‌‌ ‍‌​‍‌‌​ ​ ‌​‌​​‍‌‌​ ​ ‌​‌​​‍‌‌​ ​‍​ ​‍​ ​​​ ‌‌​ ‍​‌‍‌‌‌‍​‌​ ‍​​ ‍​‌‍‌‌​ ‍‌​ ​‌​ ​​​ ​‌​‍‌‌​ ​‍​ ​‍​‍‌‌​ ‌‌‌​‌​​‍ ‍‌ ‌​‌‍‌‌‌ ‍​‌ ‌​​ ‌‍​‍‌‍​‌‌ ​ ‌‍‌‌‌‌‌‌‌ ​‍‌‍ ​​ ‌​‍‌‌​ ​‍‌​‌‍‌‍​‌‌‍‌​‌‍ ‌‌‍‍‌‌‍ ‍​‍‌‍‌‍‍‌‌‍‌​​ ‌​ ‌​​ ​​​ ​‍​ ‍​‌‍​ ​ ‌‍​ ‌‍‌‍​‍​‍ ‌‌‍​‌​ ‌‌​ ‌ ‌‍‌‌​‍ ‌​ ‌​​ ‌‍​ ‌‍​ ​‌​‍ ‌​ ‍​‌‍​‍​ ‍‌​ ‍​​‍ ‌‌‍​‍​ ‍​​ ‍​‌‍‌‍​ ​ ​ ​​​ ​​​ ‍​​ ‌​​ ​​‌‍​ ​ ‍​​‍‌‍‌ ‌​‌ ‍‌‌ ​​‌‍‌‌​ ‌‌‍​‍‌ ‌‌‌‍‍‌‌‍ ​‌‍‌​​‍‌‍‌ ​​‌‍​‌‌ ‌​‌‍‍​​ ‌‌‍‍‌​ ​‌​ ‍​‌‍ ‍‌‌ ‌‍ ​‌‍ ‌‍ ‍‌‍‌ ‌‌ ‌‍‌​‌‍‌‌‌ ​ ‌‍​ ​‍‌‌​ ‌‌‌​​‍‌‌ ‌‍‍ ‌‍‌‌‌ ‍‌​‍‌‌​ ​ ‌​‌​​‍‌‌​ ​ ‌​‌​​‍‌‌​ ​‍​ ​‍‌‍‌‌‌‍ ‍​‍‌‌​ ​‍​ ​‍​‍‌‌​ ‌‌‌​‌​​‍ ‍‌ ‌‍‌‍​‌‌‍ ​‌ ‌‌‌‍‌‌​‍‌‌​ ‌‌‌​​‍‌‌ ‌‍‍ ‌‍‌‌‌ ‍‌​‍‌‌​ ​ ‌​‌​​‍‌‌​ ​ ‌​‌​​‍‌‌​ ​‍​ ​‍‌‍​‌‌‍‌​‌‍​‍​ ​‌​ ‌ ​ ​‌‌‍‌‌‌‍​ ​ ‍‌​ ​ ​ ‍​‌‍​‌​‍‌‌​ ​‍​ ​‍​‍‌‌​ ‌‌‌​‌​​‍ ‍‌‍​ ‌‍‍​‌‍‍‌‌‍ ​‌‍‌​‌ ​‍‌‍‌‌‌‍ ‍​‍‌‌​ ‌‌‌​​‍‌‌ ‌‍‍ ‌‍‌‌‌ ‍‌​‍‌‌​ ​ ‌​‌​​‍‌‌​ ​ ‌​‌​​‍‌‌​ ​‍​ ​‍​ ​​​ ‌‌​ ‍​‌‍‌‌‌‍​‌​ ‍​​ ‍​‌‍‌‌​ ‍‌​ ​‌​ ​​​ ​‌​‍‌‌​ ​‍​ ​‍​‍‌‌​ ‌‌‌​‌​​‍ ‍‌ ‌​‌‍‌‌‌ ‍​‌ ‌​​‍‌‍‌ ​​‌‍‌‌‌ ​‍‌ ​ ‌ ​​‌‍‌‌‌‍​ ‌ ‌​‌‍‍‌‌ ‌‍‌‍‌‌​ ‌‌ ​​‌ ‌‌‌‍​‍‌‍ ​‌‍‍‌‌ ​ ‌‍‍​‌‍‌‌‌‍‌​​‍​‍‌ ‌